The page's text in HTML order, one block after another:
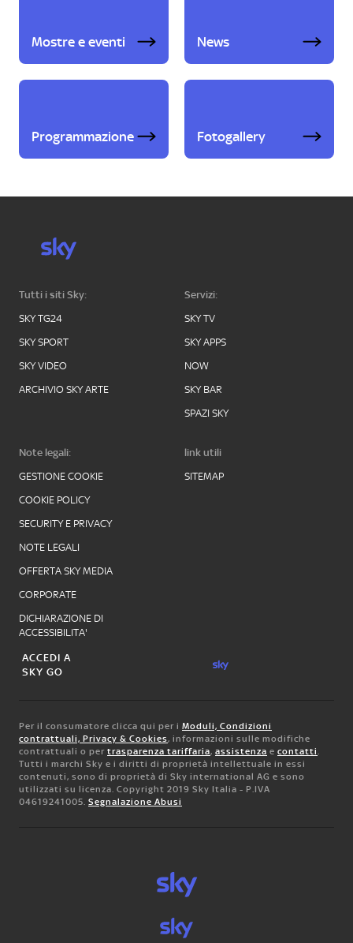
Mostre e eventi News
Programmazione Fotogallery
Tutti i siti Sky:
SKY TG24
SKY SPORT
SKY VIDEO
ARCHIVIO SKY ARTE
Servizi:
SKY TV
SKY APPS
NOW
SKY BAR
SPAZI SKY
Note legali:
GESTIONE COOKIE
COOKIE POLICY
SECURITY E PRIVACY
NOTE LEGALI
OFFERTA SKY MEDIA
CORPORATE
DICHIARAZIONE DI
ACCESSIBILITA'
link utili
SITEMAP
ACCEDI A
SKY GO
Per il consumatore clicca qui per i Moduli, Condizioni
contrattuali, Privacy & Cookies, informazioni sulle modifiche
contrattuali o per trasparenza tariffaria, assistenza e contatti.
Tutti i marchi Sky e i diritti di proprietà intellettuale in essi
contenuti, sono di proprietà di Sky international AG e sono
utilizzati su licenza. Copyright 2019 Sky Italia - P.IVA
04619241005. Segnalazione Abusi